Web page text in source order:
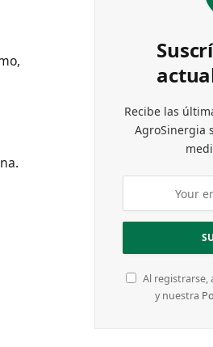
Recibe las
AgroSinergia
Al
y nuestra